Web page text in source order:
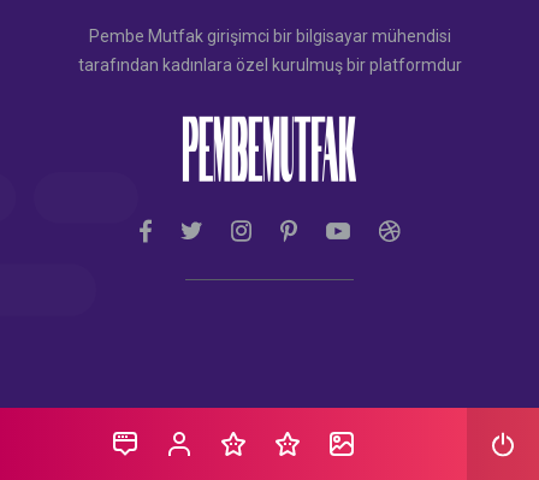
Pembe Mutfak girişimci bir bilgisayar mühendisi
tarafından kadınlara özel kurulmuş bir platformdur